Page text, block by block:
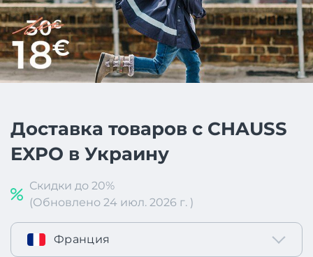
Доставка товаров с CHAUSS
EXPO в Украину
Скидки до 20%
(Обновлено 24 июл. 2026 г. )
Франция